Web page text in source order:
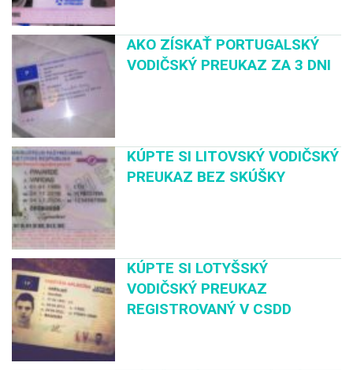
AKO ZÍSKAŤ PORTUGALSKÝ
VODIČSKÝ PREUKAZ ZA 3 DNI
KÚPTE SI LITOVSKÝ VODIČSKÝ
PREUKAZ BEZ SKÚŠKY
KÚPTE SI LOTYŠSKÝ
VODIČSKÝ PREUKAZ
REGISTROVANÝ V CSDD